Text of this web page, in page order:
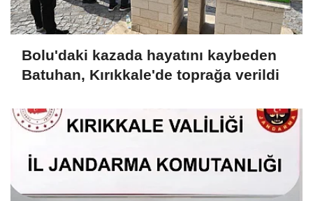
Bolu'daki kazada hayatını kaybeden
Batuhan, Kırıkkale'de toprağa verildi